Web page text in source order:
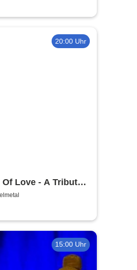
20:00 Uhr
Of Love - A Tribute
DC
15:00 Uhr